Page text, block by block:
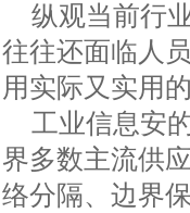
纵观当前行
往往还面临人
用实际又实用
工业信息安
界多数主流供
络分隔、边界